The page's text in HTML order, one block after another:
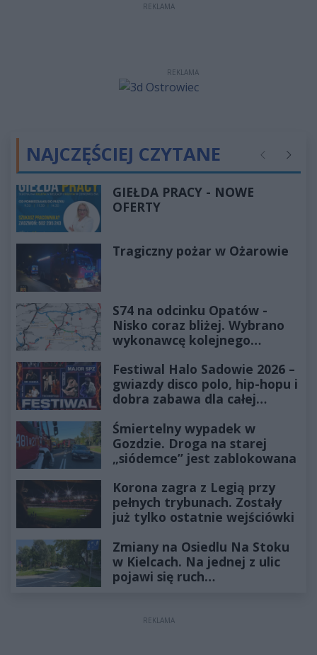
REKLAMA
REKLAMA
NAJCZĘŚCIEJ CZYTANE Poprzednie
GIEŁDA PRACY - NOWE
OFERTY
Tragiczny pożar w Ożarowie
S74 na odcinku Opatów -
Nisko coraz bliżej. Wybrano
wykonawcę kolejnego
Festiwal Halo Sadowie 2026 –
gwiazdy disco polo, hip-hopu i
dobra zabawa dla całej
Śmiertelny wypadek w
Gozdzie. Droga na starej
„siódemce” jest zablokowana
Korona zagra z Legią przy
pełnych trybunach. Zostały
już tylko ostatnie wejściówki
Zmiany na Osiedlu Na Stoku
w Kielcach. Na jednej z ulic
pojawi się ruch
REKLAMA